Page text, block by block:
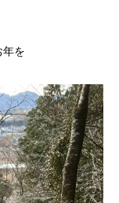
年を